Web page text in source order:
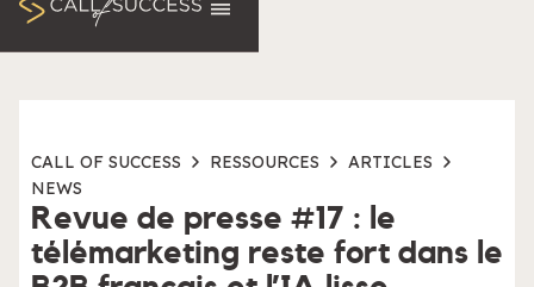
CALL OF SUCCESS RESSOURCES
ARTICLES
NEWS
Revue de presse #17 : le
télémarketing reste fort dans le